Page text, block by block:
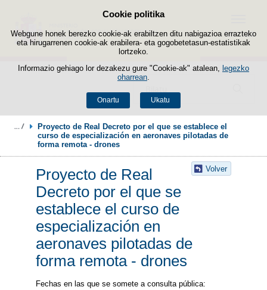
Cookie politika
Webgune honek berezko cookie-ak erabiltzen ditu nabigazioa errazteko
eta hirugarrenen cookie-ak erabilera- eta gogobetetasun-estatistikak
lortzeko.
Informazio gehiago lor dezakezu gure "Cookie-ak" atalean, legezko
oharrean
Onartu Ukatu
Edukira salto egin
Menua
Proyecto de Real Decreto por el que se establece el
curso de especialización en aeronaves pilotadas de
forma remota - drones
Volver
Proyecto de Real
Decreto por el que se
establece el curso de
especialización en
aeronaves pilotadas de
forma remota - drones
Fechas en las que se somete a consulta pública: